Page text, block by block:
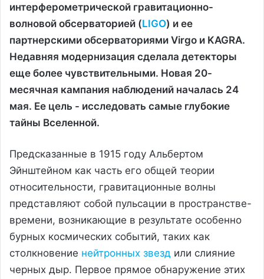
интерферометрической гравитационно-
волновой обсерваторией (LIGO) и ее
партнерскими обсерваториями Virgo и KAGRA.
Недавняя модернизация сделала детекторы
еще более чувствительными. Новая 20-
месячная кампания наблюдений началась 24
мая. Ее цель - исследовать самые глубокие
тайны Вселенной.
Предсказанные в 1915 году Альбертом
Эйнштейном как часть его общей теории
относительности, гравитационные волны
представляют собой пульсации в пространстве-
времени, возникающие в результате особенно
бурных космических событий, таких как
столкновение нейтронных звезд или слияние
черных дыр. Первое прямое обнаружение этих